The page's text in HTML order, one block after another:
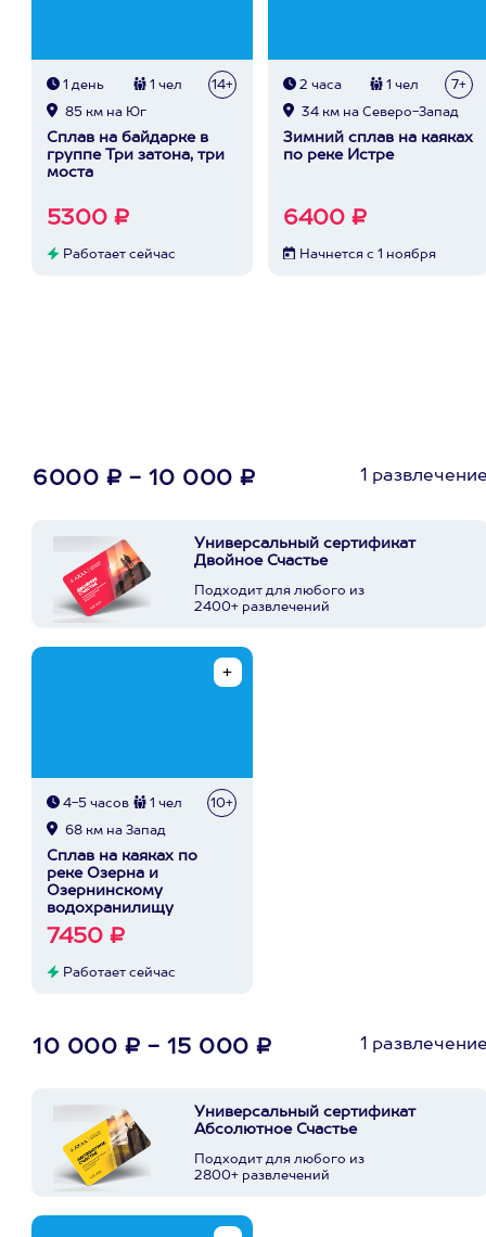
1 день 1 чел 14+
85 км на Юг
Сплав на байдарке в
группе Три затона, три
моста
5300 ₽
Работает сейчас
2 часа 1 чел 7+
34 км на Северо-Запад
Зимний сплав на каяках
по реке Истре
6400 ₽
Начнется с 1 ноября
6000 ₽ - 10 000 ₽ 1
Универсальный сертификат
Двойное Счастье
Подходит для любого из
2400+ развлечений
4-5 часов 1 чел 10+
68 км на Запад
Сплав на каяках по
реке Озерна и
Озернинскому
водохранилищу
7450 ₽
Работает сейчас
10 000 ₽ - 15 000 ₽ 1
Универсальный сертификат
Абсолютное Счастье
Подходит для любого из
2800+ развлечений